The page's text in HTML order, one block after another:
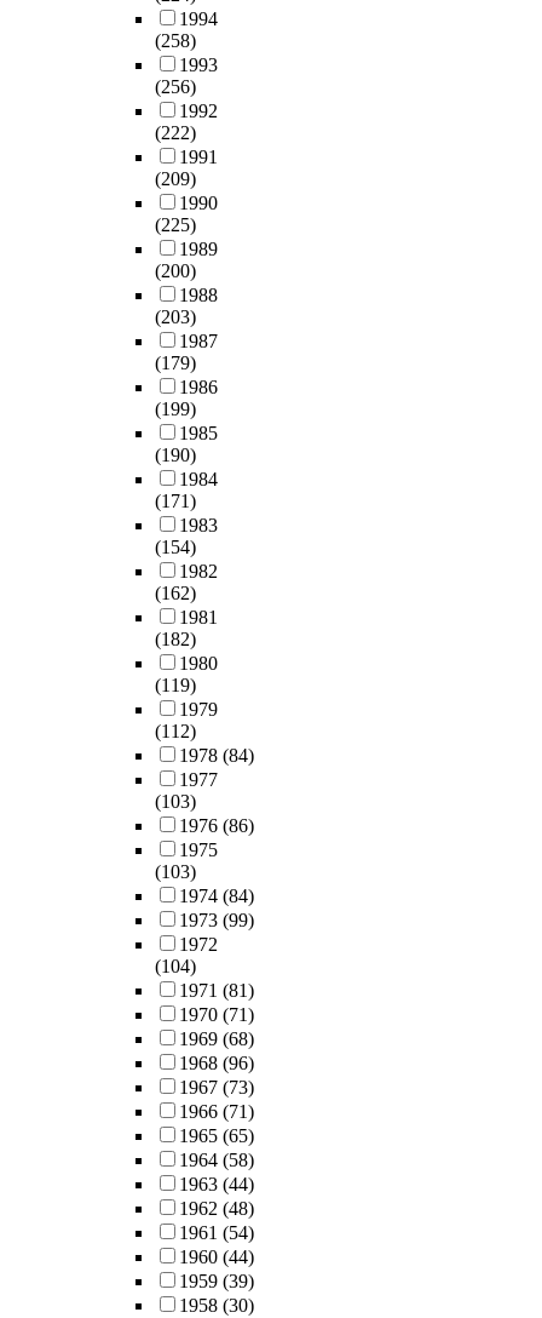
1994
(258)
1993
(256)
1992
(222)
1991
(209)
1990
(225)
1989
(200)
1988
(203)
1987
(179)
1986
(199)
1985
(190)
1984
(171)
1983
(154)
1982
(162)
1981
(182)
1980
(119)
1979
(112)
1978 (84)
1977
(103)
1976 (86)
1975
(103)
1974 (84)
1973 (99)
1972
(104)
1971 (81)
1970 (71)
1969 (68)
1968 (96)
1967 (73)
1966 (71)
1965 (65)
1964 (58)
1963 (44)
1962 (48)
1961 (54)
1960 (44)
1959 (39)
1958 (30)